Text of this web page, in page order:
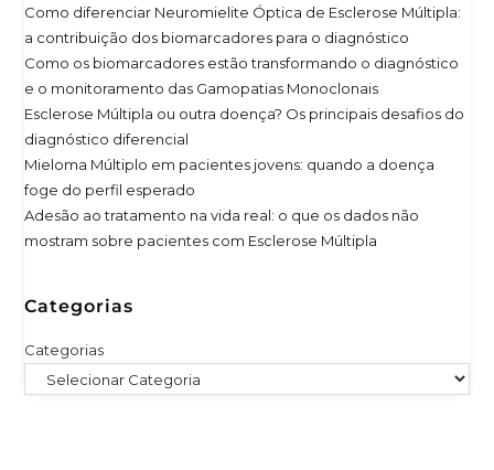
Como diferenciar Neuromielite Óptica de Esclerose Múltipla:
a contribuição dos biomarcadores para o diagnóstico
Como os biomarcadores estão transformando o diagnóstico
e o monitoramento das Gamopatias Monoclonais
Esclerose Múltipla ou outra doença? Os principais desafios do
diagnóstico diferencial
Mieloma Múltiplo em pacientes jovens: quando a doença
foge do perfil esperado
Adesão ao tratamento na vida real: o que os dados não
mostram sobre pacientes com Esclerose Múltipla
Categorias
Categorias